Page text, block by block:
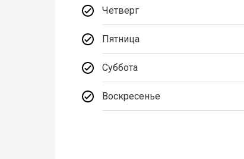
Четверг
Пятница
Суббота
Воскресенье